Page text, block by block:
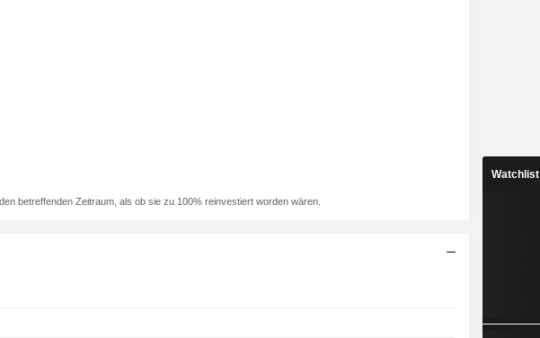
betreffenden Zeitraum, als ob sie zu 100% reinvestiert worden wären.
Watchlist